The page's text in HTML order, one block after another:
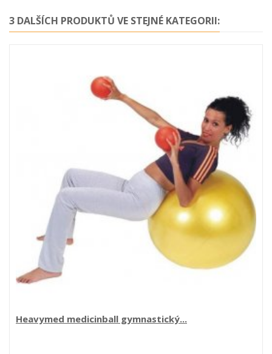
3 DALŠÍCH PRODUKTŮ VE STEJNÉ KATEGORII:
Heavymed medicinball gymnastický...